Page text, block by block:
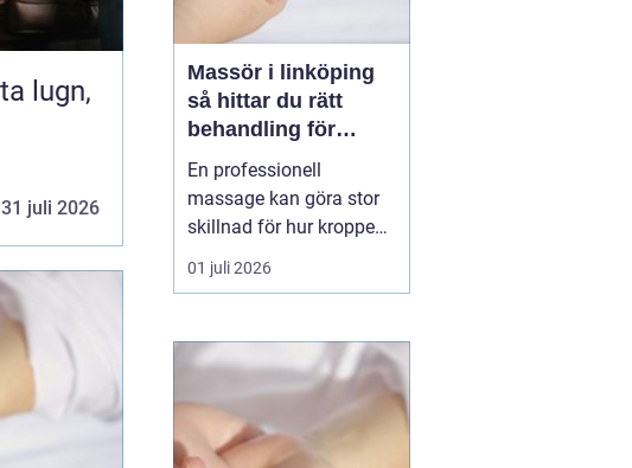
31 juli 2026
Massör i linköping
så hittar du rätt
behandling för
kropp och hälsa
En professionell
massage kan göra stor
skillnad för hur kroppen
känns i vardagen.
Många i Linköping söker
värken blir för stor eller
när stressnivån är
ohållbar. Men massage
kan vara lika mycket
förebyggande som
01 juli 2026